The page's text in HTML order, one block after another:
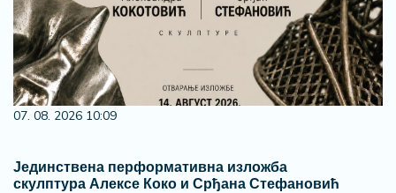
07. 08. 2026 10:09
Јединствена перформативна изложба
скулптура Алексе Коко и Срђана Стефановић